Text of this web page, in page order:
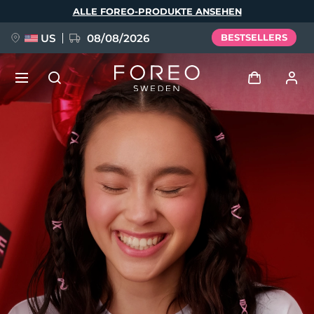
ALLE FOREO-PRODUKTE ANSEHEN
US 08/08/2026 BESTSELLERS
Benutzerkonto
Meine Geräte
Meine Bestellungen
Meine Adressen
Meine Abonnements
FAQ™ Pure Beauty-Tech Elixir
BREAKING NEWS
issa™ Teeth Whitening Set
Sprache
English Deutsch
Español
Français
Italiano
Português
Polski
Svenska
Русский
Türkçe
简体中文 繁體中文